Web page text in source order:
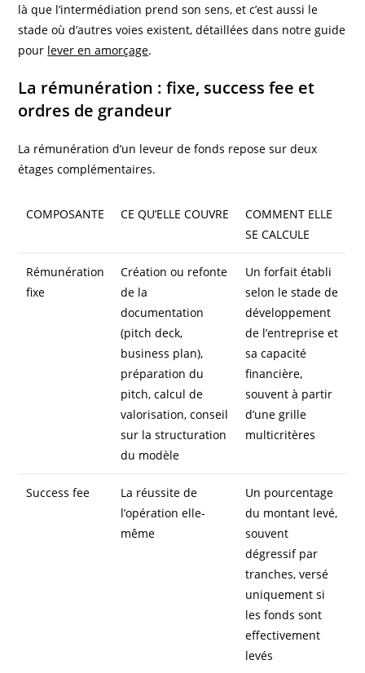
là que l’intermédiation prend son sens, et c’est aussi le
stade où d’autres voies existent, détaillées dans notre guide
pour lever en amorçage.
La rémunération : fixe, success fee et
ordres de grandeur
La rémunération d’un leveur de fonds repose sur deux
étages complémentaires.
COMPOSANTE CE QU’ELLE COUVRE
COMMENT ELLE
SE CALCULE
Rémunération
fixe
Création ou refonte
de la
documentation
(pitch deck,
business plan),
préparation du
pitch, calcul de
valorisation, conseil
sur la structuration
du modèle
Un forfait établi
selon le stade de
développement
de l’entreprise et
sa capacité
financière,
souvent à partir
d’une grille
multicritères
Success fee
La réussite de
l’opération elle-
même
Un pourcentage
du montant levé,
souvent
dégressif par
tranches, versé
uniquement si
les fonds sont
effectivement
levés